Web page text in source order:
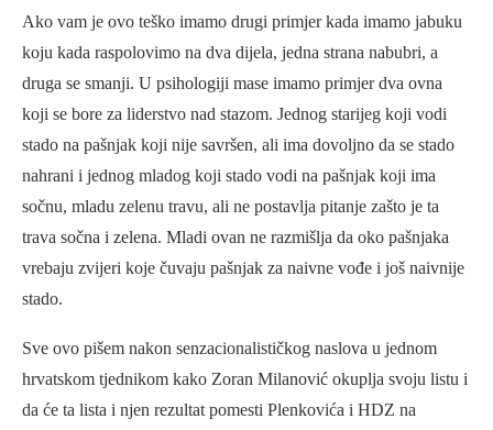
Ako vam je ovo teško imamo drugi primjer kada imamo jabuku
koju kada raspolovimo na dva dijela, jedna strana nabubri, a
druga se smanji. U psihologiji mase imamo primjer dva ovna
koji se bore za liderstvo nad stazom. Jednog starijeg koji vodi
stado na pašnjak koji nije savršen, ali ima dovoljno da se stado
nahrani i jednog mladog koji stado vodi na pašnjak koji ima
sočnu, mladu zelenu travu, ali ne postavlja pitanje zašto je ta
trava sočna i zelena. Mladi ovan ne razmišlja da oko pašnjaka
vrebaju zvijeri koje čuvaju pašnjak za naivne vođe i još naivnije
stado.
Sve ovo pišem nakon senzacionalističkog naslova u jednom
hrvatskom tjednikom kako Zoran Milanović okuplja svoju listu i
da će ta lista i njen rezultat pomesti Plenkovića i HDZ na